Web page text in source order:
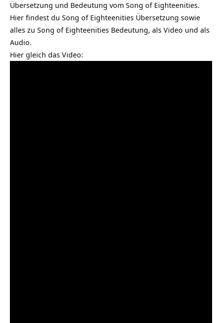
Übersetzung und Bedeutung vom Song of Eighteenities.
Hier findest du Song of Eighteenities Übersetzung sowie
alles zu Song of Eighteenities Bedeutung, als Video und als
Audio.
Hier gleich das Video: